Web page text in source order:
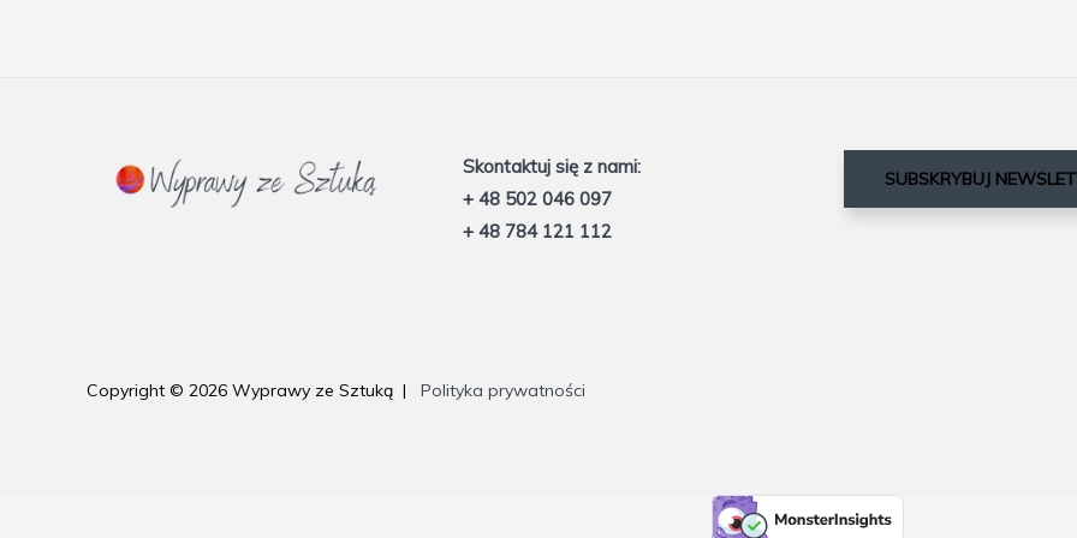
Skontaktuj się z nami:
+ 48 502 046 097
+ 48 784 121 112
SUBSKRYBUJ
Copyright © 2026 Wyprawy ze Sztuką | Polityka prywatności